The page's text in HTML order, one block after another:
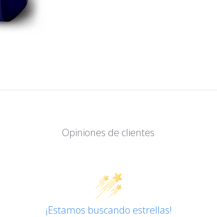
Opiniones de clientes
¡Estamos buscando estrellas!